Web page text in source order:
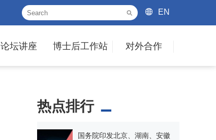
EN
论坛讲座 博士后工作站 对外合作
热点排行
国务院印发北京、湖南、安徽